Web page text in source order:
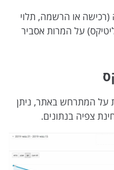
או הרשמה, תלוי
על המרות אסביר
על המתרחש באתר, ניתן
צפיה בנתונים.